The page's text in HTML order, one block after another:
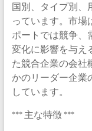
国別、タイプ別、
っています。市場
ポートでは競争、
変化に影響を与え
た競合企業の会社
かのリーダー企業
しています。
*** 主な特徴 ***